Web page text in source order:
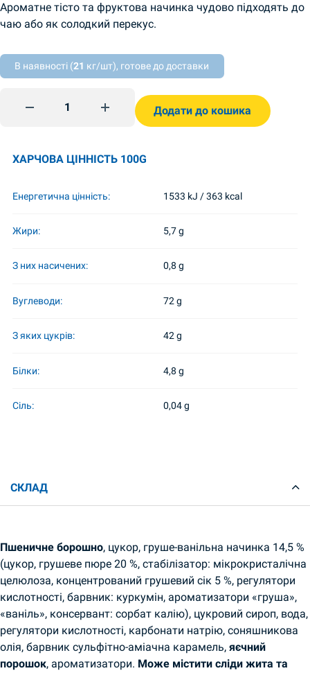
Ароматне тісто та фруктова начинка чудово підходять до
чаю або як солодкий перекус.
В наявності (21 кг/шт), готове до доставки
Пряники шоколадно-грушева начинка 250г Київхліб
Додати до кошика
ХАРЧОВА ЦІННІСТЬ 100G
Енергетична цінність: 1533 kJ / 363 kcal
Жири: 5,7 g
З них насичених: 0,8 g
Вуглеводи: 72 g
З яких цукрів: 42 g
Білки: 4,8 g
Сіль: 0,04 g
СКЛАД
Пшеничне борошно, цукор, груше-ванільна начинка 14,5 %
(цукор, грушеве пюре 20 %, стабілізатор: мікрокристалічна
целюлоза, концентрований грушевий сік 5 %, регулятори
кислотності, барвник: куркумін, ароматизатори «груша»,
«ваніль», консервант: сорбат калію), цукровий сироп, вода,
регулятори кислотності, карбонати натрію, соняшникова
олія, барвник сульфітно-аміачна карамель, яєчний
порошок, ароматизатори. Може містити сліди жита та